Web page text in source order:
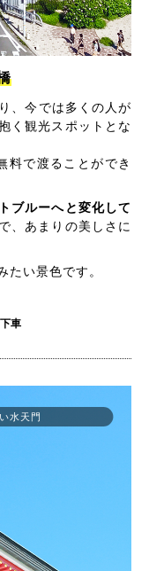
、今では多くの人が
く観光スポットとな
料で渡ることができ
ブルーへと変化して
で、あまりの美しさに
たい景色です。
車
水天門